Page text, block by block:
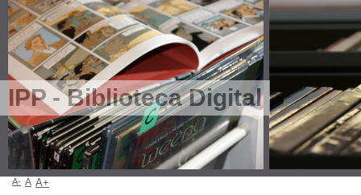
IPP - Biblioteca Digital
A- A A+